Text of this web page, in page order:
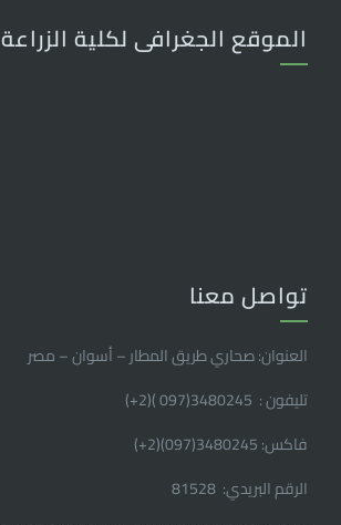
الموقع الجغرافى لكلية الزراعة
تواصل معنا
العنوان: صحاري طريق المطار – أسوان – مصر
تليفون : 3480245(097 )(2
+
)
فاكس: 3480245(097)(2
+
)
الرقم البريدي: 81528